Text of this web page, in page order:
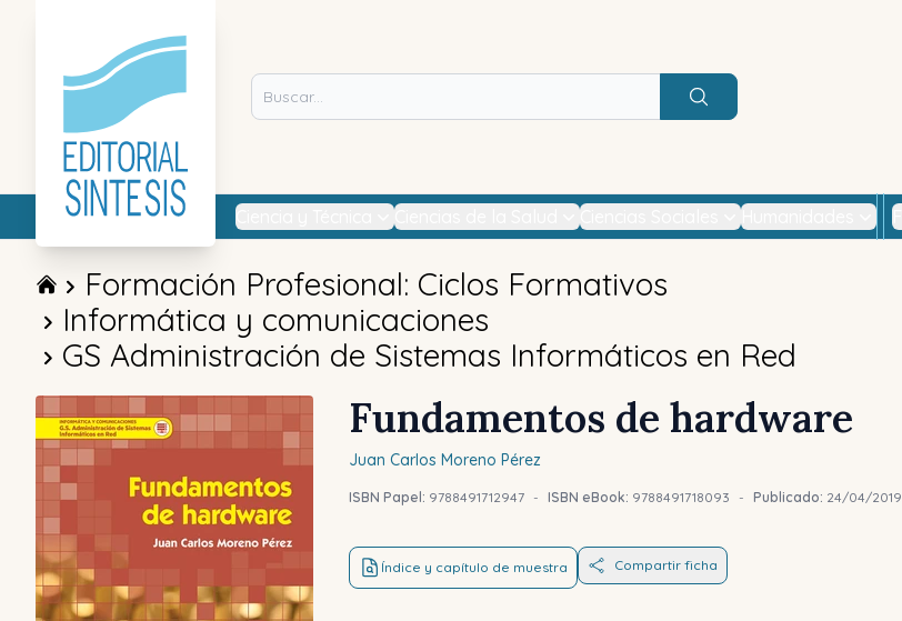
Buscar
Formación Profesional: Ciclos Formativos
Informática y comunicaciones
GS Administración de Sistemas Informáticos en Red
Fundamentos de hardware
Juan Carlos Moreno Pérez
ISBN Papel: 9788491712947 - ISBN eBook: 9788491718093 - Publicado: 24/04/2019
Índice y capítulo de muestra Compartir ficha